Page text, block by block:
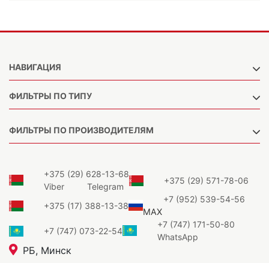
НАВИГАЦИЯ
ФИЛЬТРЫ ПО ТИПУ
ФИЛЬТРЫ ПО ПРОИЗВОДИТЕЛЯМ
+375 (29) 628-13-68
Viber
Telegram
+375 (29) 571-78-06
+375 (17) 388-13-38
+7 (952) 539-54-56
MAX
+7 (747) 073-22-54
+7 (747) 171-50-80
WhatsApp
РБ, Минск